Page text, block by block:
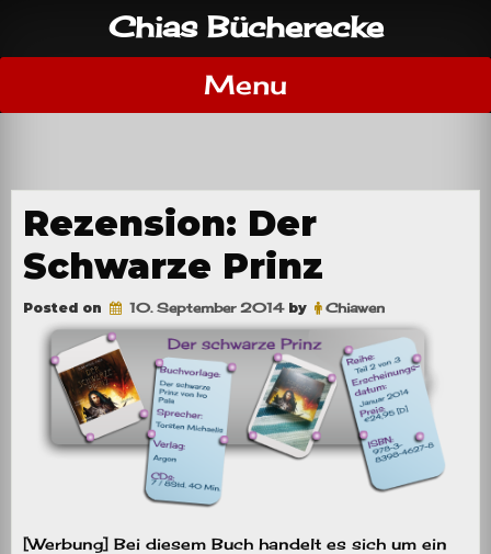
content
Chias Bücherecke
Menu
Rezension: Der
Schwarze Prinz
Posted on 10. September 2014by Chiawen
[Werbung] Bei diesem Buch handelt es sich um ein